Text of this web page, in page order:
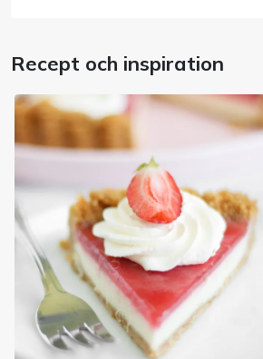
Recept och inspiration